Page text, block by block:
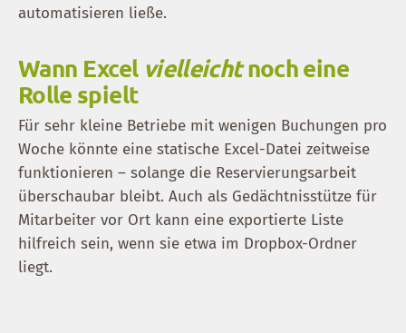
automatisieren ließe.
Wann Excel vielleichtnoch eine
Rolle spielt
Für sehr kleine Betriebe mit wenigen Buchungen pro
Woche könnte eine statische Excel-Datei zeitweise
funktionieren – solange die Reservierungsarbeit
überschaubar bleibt. Auch als Gedächtnisstütze für
Mitarbeiter vor Ort kann eine exportierte Liste
hilfreich sein, wenn sie etwa im Dropbox-Ordner
liegt.